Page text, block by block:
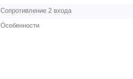
Сопротивление 2 входа
Особенности